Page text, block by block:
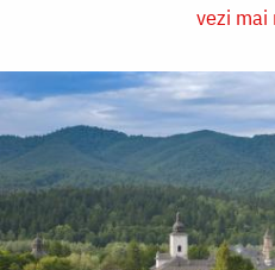
vezi mai